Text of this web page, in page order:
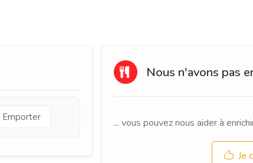
Emporter
Nous n'avons pas
... vous pouvez nous aider à
Je